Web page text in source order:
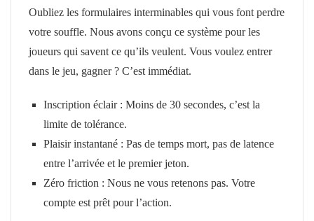
Oubliez les formulaires interminables qui vous font perdre
votre souffle. Nous avons conçu ce système pour les
joueurs qui savent ce qu’ils veulent. Vous voulez entrer
dans le jeu, gagner ? C’est immédiat.
Inscription éclair : Moins de 30 secondes, c’est la
limite de tolérance.
Plaisir instantané : Pas de temps mort, pas de latence
entre l’arrivée et le premier jeton.
Zéro friction : Nous ne vous retenons pas. Votre
compte est prêt pour l’action.